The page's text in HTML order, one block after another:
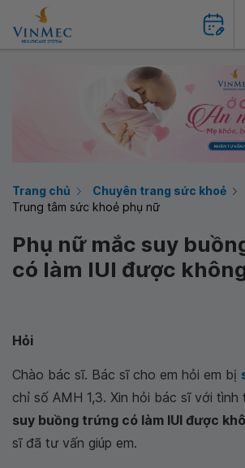
Trang chủ
Chuyên trang sức khoẻ
Trung tâm sức khoẻ phụ nữ
Phụ nữ mắc suy
có làm IUI được
Hỏi
Chào bác sĩ. Bác sĩ cho em hỏi em bị
chỉ số AMH 1,3. Xin hỏi bác sĩ với tình
suy buồng trứng có làm IUI được
sĩ đã tư vấn giúp em.